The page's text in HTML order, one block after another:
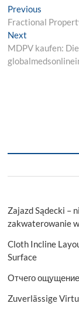
Post
Previous
post:
Fractional
Next
post:
MDPV kaufen:
Zajazd Sądecki –
zakwaterowanie
Cloth Incline
Surface
Отчего
Zuverlässige